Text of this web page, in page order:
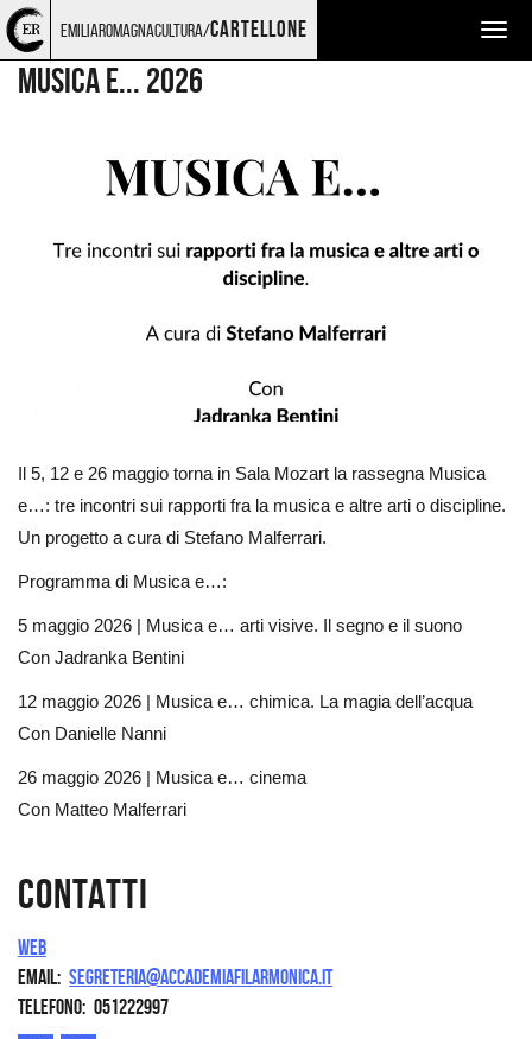
Torna
alla
home
page
Cerca
nel
sito
Salta
ai
contenuti
Salta
al
menu
principale
emiliaromagnacultura/cartellone
MUSICA
Musica e... 2026
Il 5, 12 e 26 maggio torna in Sala Mozart la rassegna Musica
e…: tre incontri sui rapporti fra la musica e altre arti o discipline.
Un progetto a cura di Stefano Malferrari.
Programma di Musica e…:
5 maggio 2026 | Musica e… arti visive. Il segno e il suono
Con Jadranka Bentini
12 maggio 2026 | Musica e… chimica. La magia dell’acqua
Con Danielle Nanni
26 maggio 2026 | Musica e… cinema
Con Matteo Malferrari
Contatti
Web
Email segreteria@accademiafilarmonica.it
Telefono 051222997